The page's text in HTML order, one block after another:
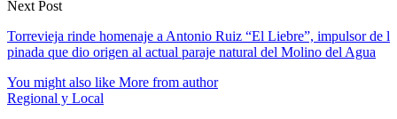
Next Post
Torrevieja rinde homenaje a Antonio Ruiz “El Liebre”, impulsor de l
pinada que dio origen al actual paraje natural del Molino del Agua
You might also like More from author
Regional y Local